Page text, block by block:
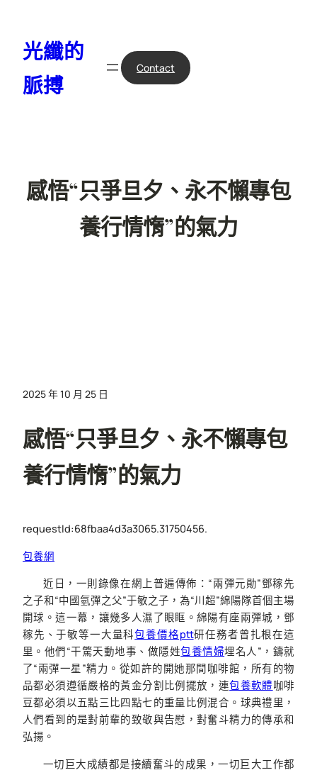
光纖的
脈搏
Contact
感悟“只爭旦夕、永不懶專包
養行情惰”的氣力
2025 年 10 月 25 日
感悟“只爭旦夕、永不懶專包
養行情惰”的氣力
requestId:68fbaa4d3a3065.31750456.
包養網
近日，一則錄像在網上普遍傳佈：“兩彈元勛”鄧稼先
之子和“中國氫彈之父”于敏之子，為“川超”綿陽隊首個主場
開球。這一幕，讓幾多人濕了眼眶。綿陽有座兩彈城，鄧
稼先、于敏等一大量科包養價格ptt研任務者曾扎根在這
里。他們“干驚天動地事、做隱姓包養情婦埋名人”，鑄就
了“兩彈一星”精力。從如許的開她那間咖啡館，所有的物
品都必須遵循嚴格的黃金分割比例擺放，連包養軟體咖啡
豆都必須以五點三比四點七的重量比例混合。球典禮里，
人們看到的是對前輩的致敬與告慰，對奮斗精力的傳承和
弘揚。
一切巨大成績都是接續奮斗的成果，一切巨大工作都